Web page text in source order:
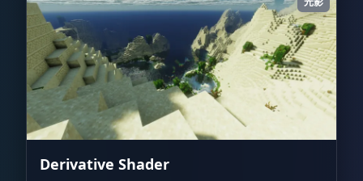
Derivative Shader